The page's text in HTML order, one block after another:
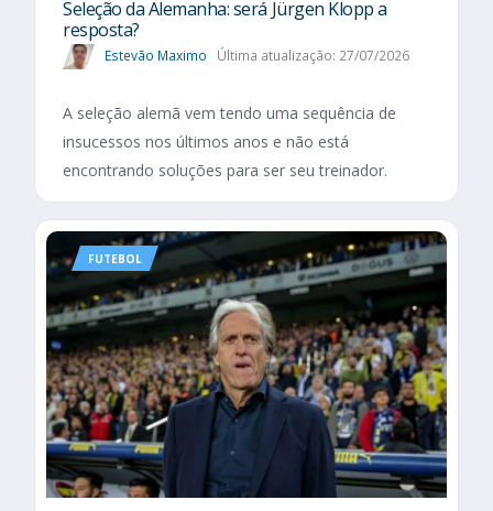
Seleção da Alemanha: será Jürgen Klopp a
resposta?
Estevão Maximo Última atualização: 27/07/2026
A seleção alemã vem tendo uma sequência de
insucessos nos últimos anos e não está
encontrando soluções para ser seu treinador.
FUTEBOL